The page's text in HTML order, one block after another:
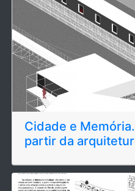
Cidade e
partir da